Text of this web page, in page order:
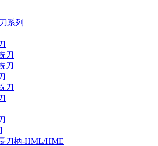
系列
刀
刀
刀
刀柄-HML/HME